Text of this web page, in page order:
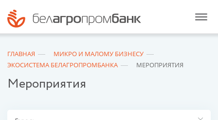
ГЛАВНАЯ
МИКРО И МАЛОМУ БИЗНЕСУ
ЭКОСИСТЕМА БЕЛАГРОПРОМБАНКА
МЕРОПРИЯТИЯ
Мероприятия